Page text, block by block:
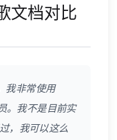
文档对比
我非常使用
。我不是目前实
，我可以这么